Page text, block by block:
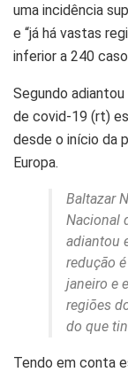
uma incidência
e “já há vastas
inferior a 240
Segundo
de covid-19 (rt)
desde o início da
Europa.
Baltazar
Nacional
adiantou
redução
janeiro e
regiões
do que
Tendo em conta